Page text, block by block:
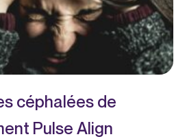
céphalées de
Pulse Align